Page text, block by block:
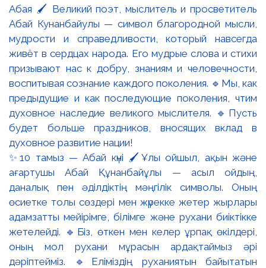
✨10 тамыз — Абай күні 🖌️Ұлы ойшыл, ақын және
ағартушы Абай Құнанбайұлы — асыл ойдың,
даналық пен әділдіктің мәңгілік символы. Оның
өсиетке толы сөздері мен жүрекке жетер жырлары
адамзатты мейірімге, білімге және рухани биіктікке
жетелейді. 🔹Біз, өткен мен келер ұрпақ өкілдері,
оның мол рухани мұрасын ардақтаймыз әрі
дәріптейміз. 🔹Еліміздің руханиятын байытатын